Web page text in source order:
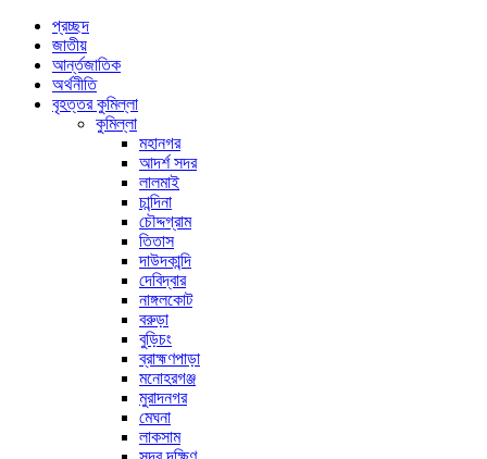
প্রচ্ছদ
জাতীয়
আর্ন্তজাতিক
অর্থনীতি
বৃহত্তর কুমিল্লা
কুমিল্লা
মহানগর
আদর্শ সদর
লালমাই
চান্দিনা
চৌদ্দগ্রাম
তিতাস
দাউদকান্দি
দেবিদ্বার
নাঙ্গলকোট
বরুড়া
বুড়িচং
ব্রাহ্মণপাড়া
মনোহরগঞ্জ
মুরাদনগর
মেঘনা
লাকসাম